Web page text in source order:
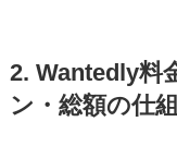
2. Wantedly料
ン・総額の仕